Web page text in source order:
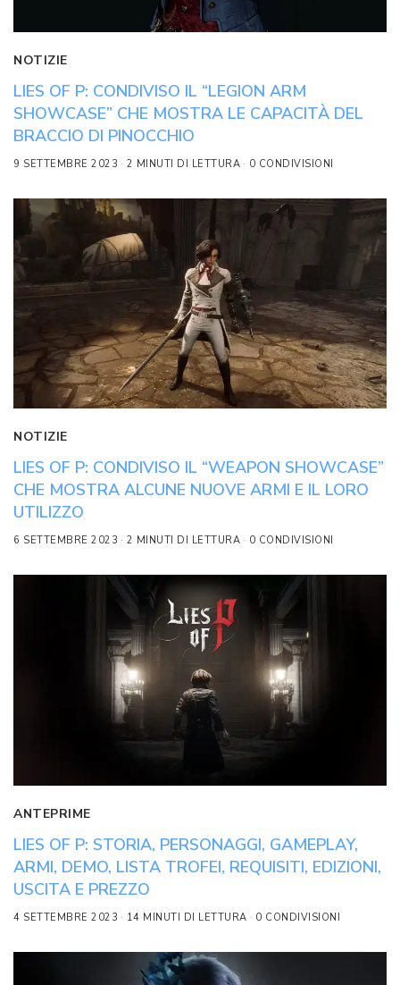
NOTIZIE
LIES OF P: CONDIVISO IL “LEGION ARM
SHOWCASE” CHE MOSTRA LE CAPACITÀ DEL
BRACCIO DI PINOCCHIO
9 SETTEMBRE 2023 2 MINUTI DI LETTURA 0 CONDIVISIONI
NOTIZIE
LIES OF P: CONDIVISO IL “WEAPON SHOWCASE”
CHE MOSTRA ALCUNE NUOVE ARMI E IL LORO
UTILIZZO
6 SETTEMBRE 2023 2 MINUTI DI LETTURA 0 CONDIVISIONI
ANTEPRIME
LIES OF P: STORIA, PERSONAGGI, GAMEPLAY,
ARMI, DEMO, LISTA TROFEI, REQUISITI, EDIZIONI,
USCITA E PREZZO
4 SETTEMBRE 2023 14 MINUTI DI LETTURA 0 CONDIVISIONI